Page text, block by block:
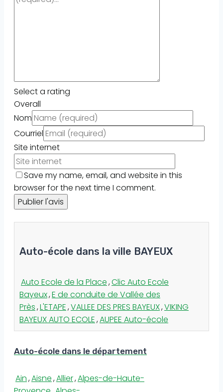
Select a rating
Overall
Nom
Courriel
Site internet
Save my name, email, and website in this
browser for the next time I comment.
Auto-école dans la ville BAYEUX
Auto Ecole de la Place,Clic Auto Ecole
Bayeux,E de conduite de Vallée des
Près,L'ETAPE,VALLEE DES PRES BAYEUX,VIKING
BAYEUX AUTO ECOLE,AUPEE Auto-école
Auto-école dans le département
Ain,Aisne,Allier,Alpes-de-Haute-